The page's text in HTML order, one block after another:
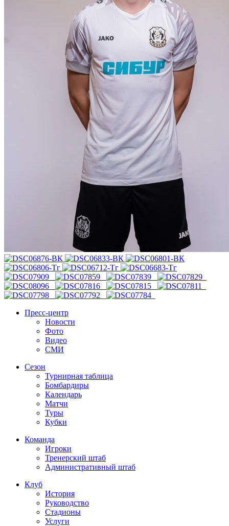
Пресс-центр
Новости
Фото
Видео
СМИ
Сезон
Турнирная таблица
Бомбардиры
Календарь
Матчи
Туры
Кубки
Команда
Игроки
Тренерский штаб
Административный штаб
Клуб
История
Руководство
Стадионы
Услуги